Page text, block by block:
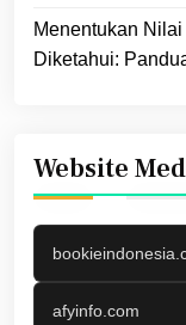
Menentukan
Diketahui:
Website
afyinfo.com